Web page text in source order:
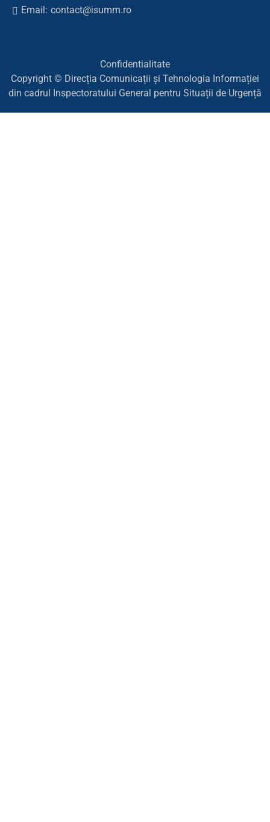
Email: contact@isumm.ro
Confidentialitate
Copyright © Direcția Comunicații și Tehnologia Informației
din cadrul Inspectoratului General pentru Situații de Urgență